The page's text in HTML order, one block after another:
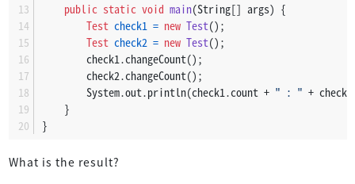
public static void main(String[] args) {
Test check1 = new Test();
Test check2 = new Test();
        check1.changeCount();
        check2.changeCount();
        System.out.println(check1.count +
" : " +
    }
}
What is the result?